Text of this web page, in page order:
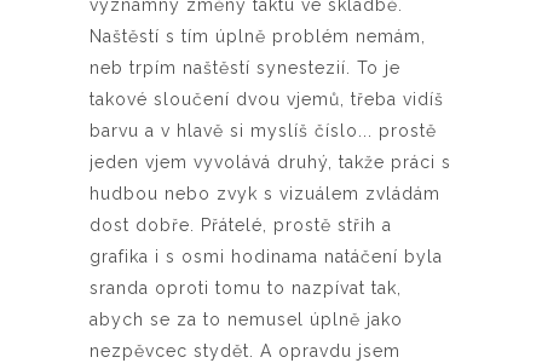
významný změny taktu ve skladbě.
Naštěstí s tím úplně problém nemám,
neb trpím naštěstí synestezií. To je
takové sloučení dvou vjemů, třeba vidíš
barvu a v hlavě si myslíš číslo... prostě
jeden vjem vyvolává druhý, takže práci s
hudbou nebo zvyk s vizuálem zvládám
dost dobře. Přátelé, prostě střih a
grafika i s osmi hodinama natáčení byla
sranda oproti tomu to nazpívat tak,
abych se za to nemusel úplně jako
nezpěvcec stydět. A opravdu jsem